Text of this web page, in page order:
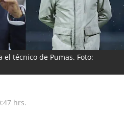
técnico de Pumas. Foto:
hrs.